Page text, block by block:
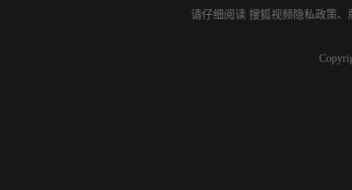
请仔细阅读 搜狐视频隐私政策、